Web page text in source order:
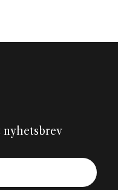
nyhetsbrev